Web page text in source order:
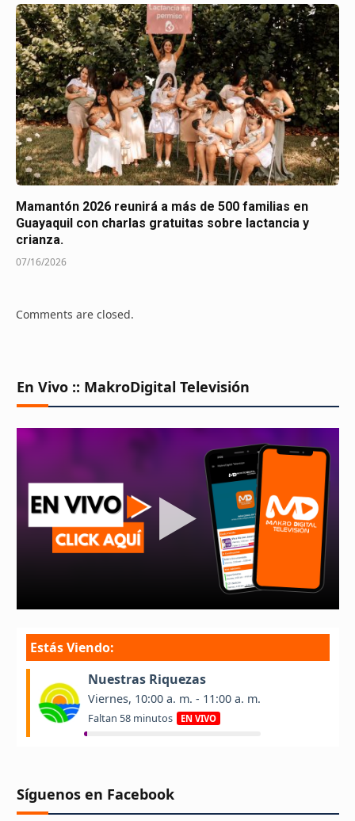
Mamantón 2026 reunirá a más de 500 familias en
Guayaquil con charlas gratuitas sobre lactancia y
crianza.
07/16/2026
Comments are closed.
En Vivo :: MakroDigital Televisión
Síguenos en Facebook